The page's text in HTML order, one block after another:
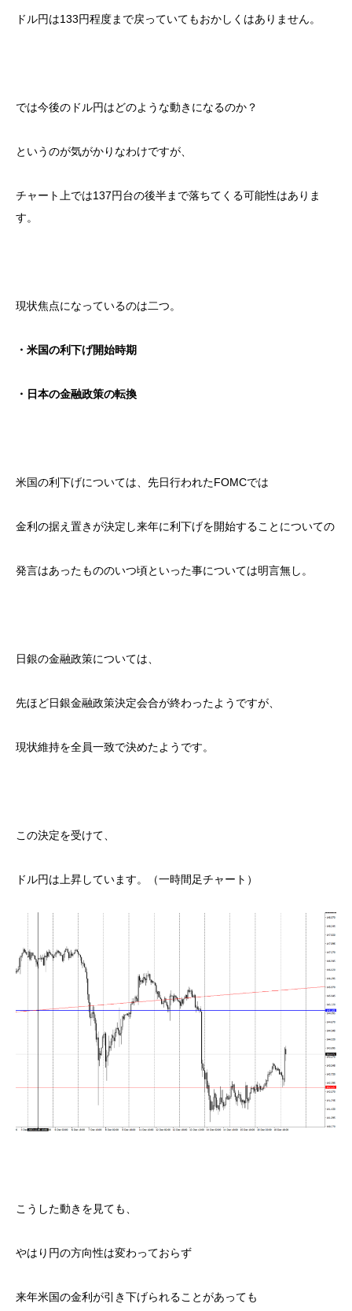
ドル円は133円程度まで戻っていてもおかしくはありません。
では今後のドル円はどのような動きになるのか？
というのが気がかりなわけですが、
チャート上では137円台の後半まで落ちてくる可能性はありま
す。
現状焦点になっているのは二つ。
・米国の利下げ開始時期
・日本の金融政策の転換
米国の利下げについては、先日行われたFOMCでは
金利の据え置きが決定し来年に利下げを開始することについての
発言はあったもののいつ頃といった事については明言無し。
日銀の金融政策については、
先ほど日銀金融政策決定会合が終わったようですが、
現状維持を全員一致で決めたようです。
この決定を受けて、
ドル円は上昇しています。（一時間足チャート）
こうした動きを見ても、
やはり円の方向性は変わっておらず
来年米国の金利が引き下げられることがあっても